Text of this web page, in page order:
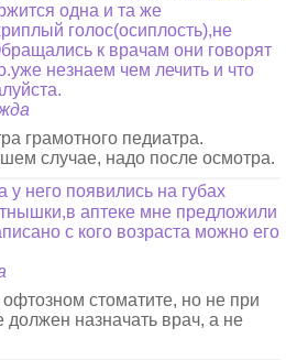
одна и та же
голос(осиплость),не
к врачам они говорят
незнаем чем лечить и что
грамотного педиатра.
случае, надо после осмотра.
него появились на губах
аптеке мне предложили
с кого возраста можно его
стоматите, но не при
должен назначать врач, а не